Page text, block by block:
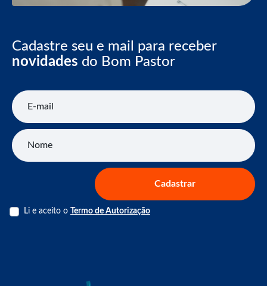
Cadastre seu e mail para receber
novidades do Bom Pastor
E-mail
Nome
Cadastrar
Li e aceito o Termo de Autorização